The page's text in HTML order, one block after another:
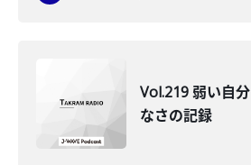
Vol.219 弱い自
なさの記録